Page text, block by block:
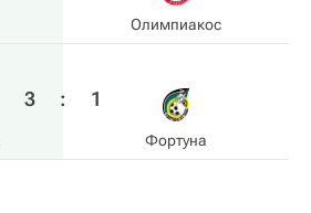
Олимпиакос
3 : 1
Фортуна